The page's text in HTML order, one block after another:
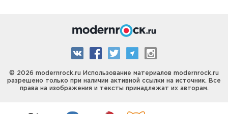
© 2026 modernrock.ru Использование материалов modernrock.ru
разрешено только при наличии активной ссылки на источник. Все
права на изображения и тексты принадлежат их авторам.